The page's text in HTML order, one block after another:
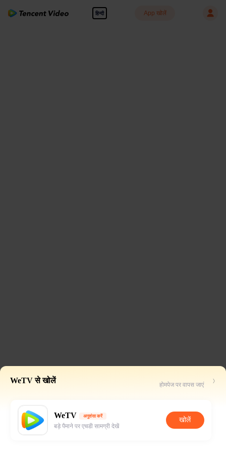
हिन्दी App खोलें
WeTV से खोलें होमपेज पर वापस जाएं
WeTV अनुशंसा करें
बड़े पैमाने पर एचडी सामग्री देखें
खोलें